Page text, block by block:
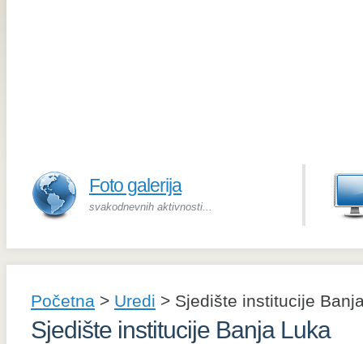
Foto galerija
svakodnevnih aktivnosti...
Početna > Uredi > Sjedište institucije
Sjedište institucije Banja Luka